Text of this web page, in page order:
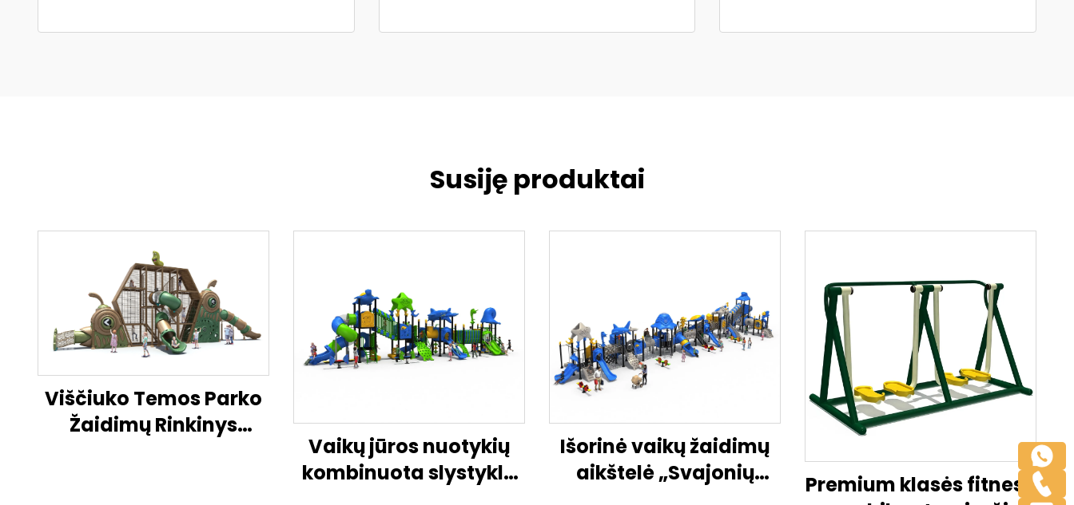
Susiję produktai
Viščiuko Temos Parko
Žaidimų Rinkinys
Vaikų jūros nuotykių
kombinuota slystykla
Išorinė vaikų žaidimų
aikštelė „Svajonių
Premium klasės fitneso